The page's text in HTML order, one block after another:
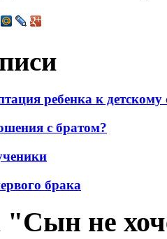
ребенка к детскому
с братом?
брака
"Сын не